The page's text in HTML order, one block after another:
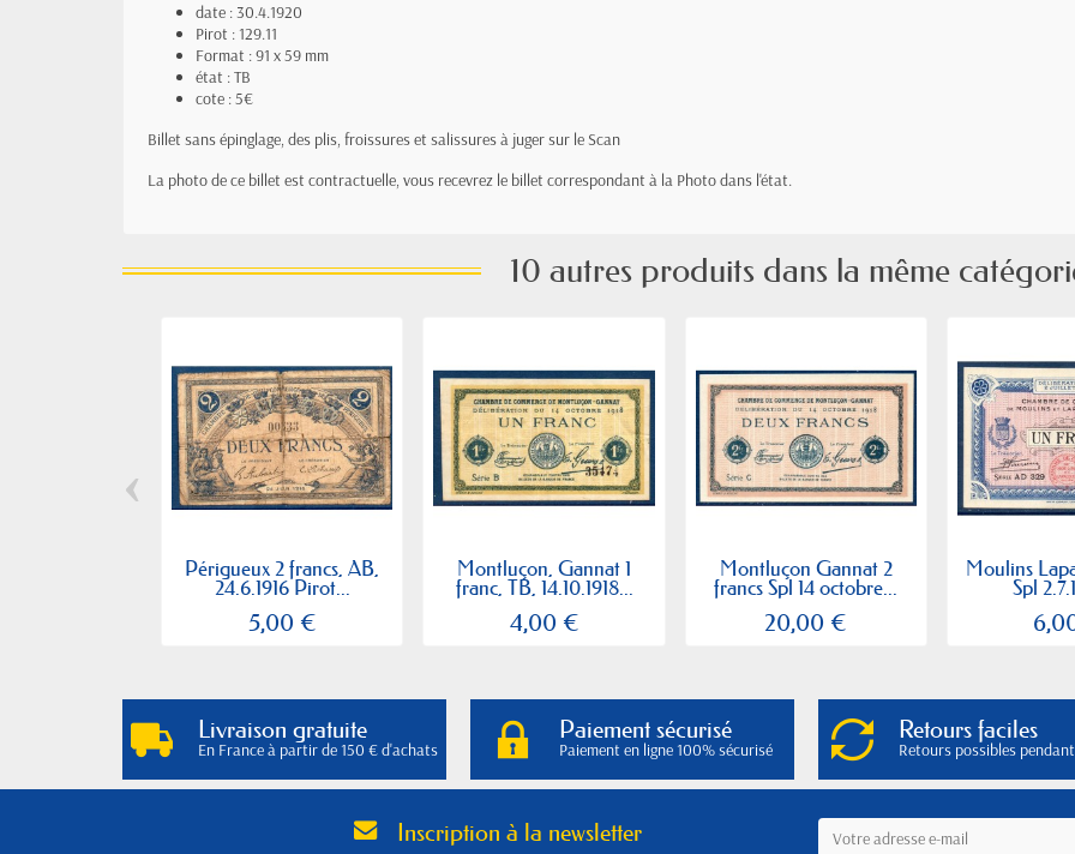
date : 30.4.1920
Pirot : 129.11
Format : 91 x 59 mm
état : TB
cote : 5€
Billet sans épinglage, des plis, froissures et salissures à juger sur le Scan
La photo de ce billet est contractuelle, vous recevrez le billet correspondant à la Photo dans l'état.
10 autres produits dans la même
Périgueux 2 francs, AB,
24.6.1916 Pirot...
5,00 €
Montluçon, Gannat 1
franc, TB, 14.10.1918...
4,00 €
Montluçon Gannat 2
francs Spl 14 octobre...
20,00 €
Moulins
Spl
‹
Livraison gratuite
En France à partir de 150 € d'achats
Paiement sécurisé
Paiement en ligne 100% sécurisé
Retours faciles
Retours possibles
Inscription à la newsletter